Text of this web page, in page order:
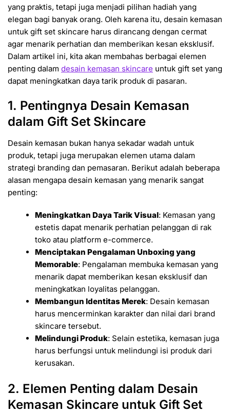
yang praktis, tetapi juga menjadi pilihan hadiah yang
elegan bagi banyak orang. Oleh karena itu, desain kemasan
untuk gift set skincare harus dirancang dengan cermat
agar menarik perhatian dan memberikan kesan eksklusif.
Dalam artikel ini, kita akan membahas berbagai elemen
penting dalam desain kemasan skincare untuk gift set yang
dapat meningkatkan daya tarik produk di pasaran.
1. Pentingnya Desain Kemasan
dalam Gift Set Skincare
Desain kemasan bukan hanya sekadar wadah untuk
produk, tetapi juga merupakan elemen utama dalam
strategi branding dan pemasaran. Berikut adalah beberapa
alasan mengapa desain kemasan yang menarik sangat
penting:
Meningkatkan Daya Tarik Visual: Kemasan yang
estetis dapat menarik perhatian pelanggan di rak
toko atau platform e-commerce.
Menciptakan Pengalaman Unboxing yang
Memorable: Pengalaman membuka kemasan yang
menarik dapat memberikan kesan eksklusif dan
meningkatkan loyalitas pelanggan.
Membangun Identitas Merek: Desain kemasan
harus mencerminkan karakter dan nilai dari brand
skincare tersebut.
Melindungi Produk: Selain estetika, kemasan juga
harus berfungsi untuk melindungi isi produk dari
kerusakan.
2. Elemen Penting dalam Desain
Kemasan Skincare untuk Gift Set